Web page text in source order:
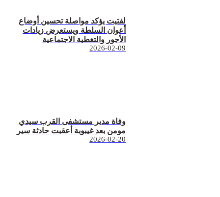
لفتيت يؤكد مواصلة تحسين أوضاع
أعوان السلطة ويستعرض زيادات
الأجور والتغطية الاجتماعية
2026-02-09
وفاة مدير مستشفى القرب سيدي
مومن بعد غيبوبة أعقبت حادثة سير
2026-02-20